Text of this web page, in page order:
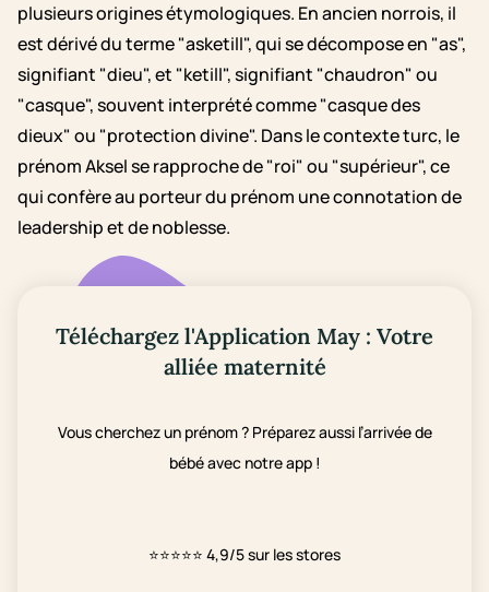
plusieurs origines étymologiques. En ancien norrois, il
est dérivé du terme "asketill", qui se décompose en "as",
signifiant "dieu", et "ketill", signifiant "chaudron" ou
"casque", souvent interprété comme "casque des
dieux" ou "protection divine". Dans le contexte turc, le
prénom Aksel se rapproche de "roi" ou "supérieur", ce
qui confère au porteur du prénom une connotation de
leadership et de noblesse.
Téléchargez l'Application May : Votre
alliée maternité
Vous cherchez un prénom ? Préparez aussi l’arrivée de
bébé avec notre app !
⭐⭐⭐⭐⭐ 4,9/5 sur les stores